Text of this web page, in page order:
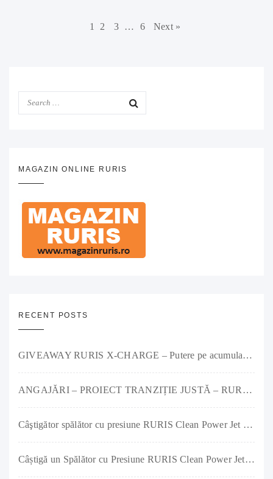
1 2 3 … 6 Next »
MAGAZIN ONLINE RURIS
RECENT POSTS
GIVEAWAY RURIS X-CHARGE – Putere pe acumulator și premii pe măsură!
ANGAJĂRI – PROIECT TRANZIȚIE JUSTĂ – RURIS IMPEX SRL
Câştigător spălător cu presiune RURIS Clean Power Jet 1300
Câștigă un Spălător cu Presiune RURIS Clean Power Jet 1300